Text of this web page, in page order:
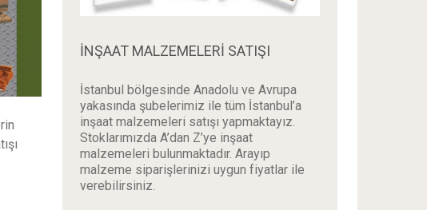
İNŞAAT MALZEMELERI SATIŞI
İstanbul bölgesinde Anadolu ve Avrupa
yakasında şubelerimiz ile tüm İstanbul’a
inşaat malzemeleri satışı yapmaktayız.
Stoklarımızda A’dan Z’ye inşaat
malzemeleri bulunmaktadır. Arayıp
malzeme siparişlerinizi uygun fiyatlar ile
verebilirsiniz.